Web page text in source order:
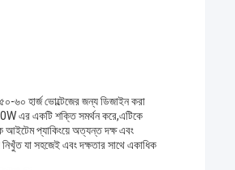
৬০ হার্জ ভোল্টেজের জন্য ডিজাইন করা
এর একটি শক্তি সমর্থন করে,এটিকে
আইটেম প্যাকিংয়ে অত্যন্ত দক্ষ এবং
যা সহজেই এবং দক্ষতার সাথে একাধিক